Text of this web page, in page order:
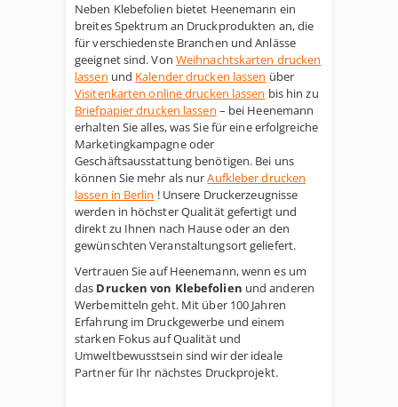
Neben Klebefolien bietet Heenemann ein
breites Spektrum an Druckprodukten an, die
für verschiedenste Branchen und Anlässe
geeignet sind. Von Weihnachtskarten drucken
lassen und Kalender drucken lassen über
Visitenkarten online drucken lassen bis hin zu
Briefpapier drucken lassen – bei Heenemann
erhalten Sie alles, was Sie für eine erfolgreiche
Marketingkampagne oder
Geschäftsausstattung benötigen. Bei uns
können Sie mehr als nurAufkleber drucken
lassen in Berlin ! Unsere Druckerzeugnisse
werden in höchster Qualität gefertigt und
direkt zu Ihnen nach Hause oder an den
gewünschten Veranstaltungsort geliefert.
Vertrauen Sie auf Heenemann, wenn es um
das Drucken von Klebefolien und anderen
Werbemitteln geht. Mit über 100 Jahren
Erfahrung im Druckgewerbe und einem
starken Fokus auf Qualität und
Umweltbewusstsein sind wir der ideale
Partner für Ihr nächstes Druckprojekt.